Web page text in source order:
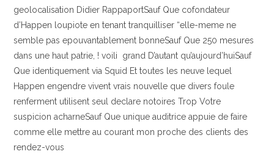
geolocalisation Didier RappaportSauf Que cofondateur
d’Happen loupiote en tenant tranquilliser “elle-meme ne
semble pas epouvantablement bonneSauf Que 250 mesures
dans une haut patrie, ! voili grand D’autant qu’aujourd’huiSauf
Que identiquement via Squid Et toutes les neuve lequel
Happen engendre vivent vrais nouvelle que divers foule
renferment utilisent seul declare notoires Trop Votre
suspicion acharneSauf Que unique auditrice appuie de faire
comme elle mettre au courant mon proche des clients des
rendez-vous